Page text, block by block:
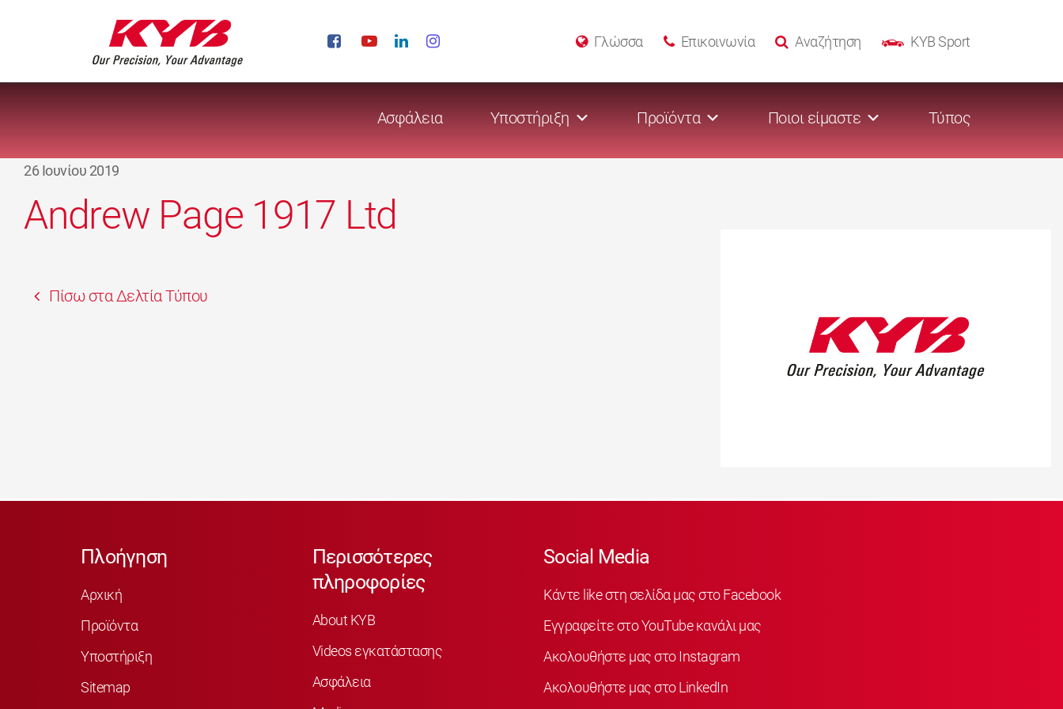
KYB Sport
Αναζήτηση
Επικοινωνία
Γλώσσα
Ασφάλεια Υποστήριξη Προϊόντα Ποιοι είμαστε Τύπος
26 Ιουνίου 2019
Andrew Page 1917 Ltd
Πίσω στα Δελτία Τύπου
Πλοήγηση
Αρχική
Προϊόντα
Υποστήριξη
Sitemap
Περισσότερες
πληροφορίες
About KYB
Videos εγκατάστασης
Ασφάλεια
Social Media
Κάντε like στη σελίδα μας στο Facebook
Εγγραφείτε στο YouTube κανάλι μας
Ακολουθήστε μας στο Instagram
Ακολουθήστε μας στο LinkedIn